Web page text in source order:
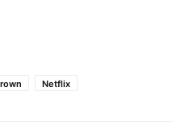
Netflix